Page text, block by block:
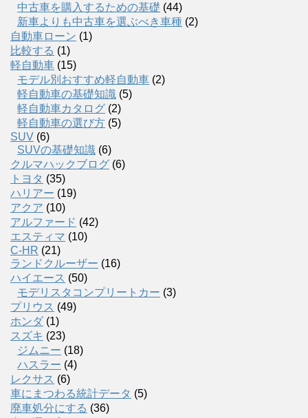
中古車を購入するための基礎 (44)
新車よりも中古車を選ぶべき車種 (2)
自動車ローン (1)
比較する (1)
軽自動車 (15)
モデル別おすすめ軽自動車 (2)
軽自動車の基礎知識 (5)
軽自動車カタログ (2)
軽自動車の選び方 (5)
SUV (6)
SUVの基礎知識 (6)
クルマハックブログ (6)
トヨタ (35)
ハリアー (19)
アクア (10)
アルファード (42)
エスティマ (10)
C-HR (21)
ランドクルーザー (16)
ハイエース (50)
モデリスタコンプリートカー (3)
プリウス (49)
ホンダ (1)
スズキ (23)
ジムニー (18)
ハスラー (4)
レクサス (6)
車にまつわる統計データ (5)
廃車処分にする (36)